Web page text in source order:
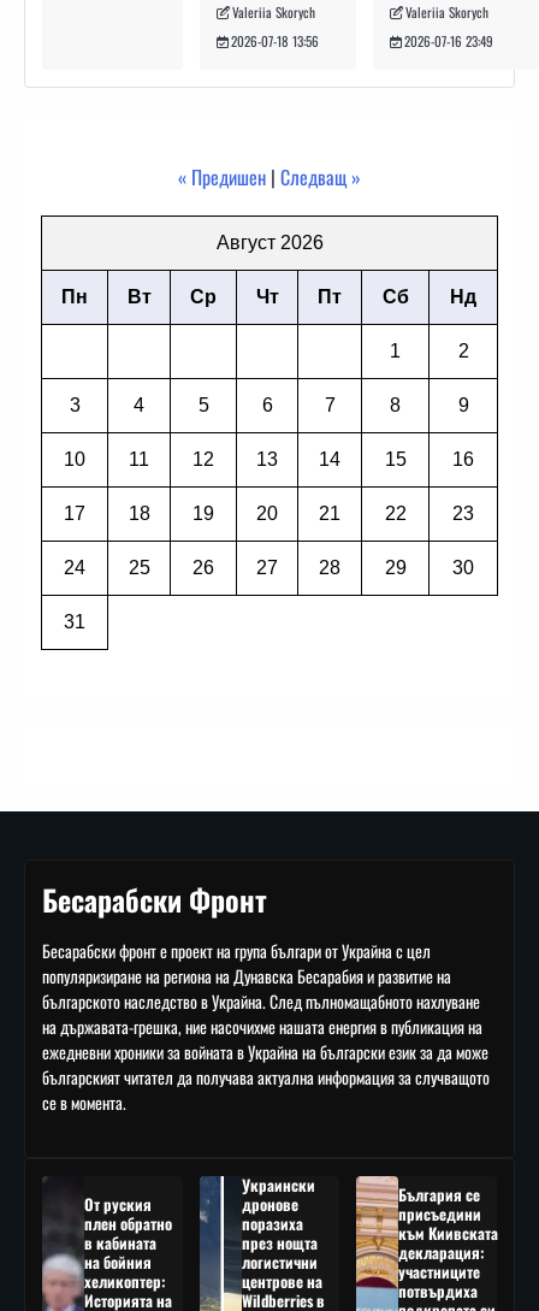
Valeriia Skorych
2026-07-18 13:56
Valeriia Skorych
2026-07-16 23:49
« Предишен | Следващ »
Август 2026
Пн Вт Ср Чт Пт Сб Нд
1 2
3 4 5 6 7 8 9
10 11 12 13 14 15 16
17 18 19 20 21 22 23
24 25 26 27 28 29 30
31
Бесарабски Фронт
Бесарабски фронт е проект на група българи от Украйна с цел
популяризиране на региона на Дунавска Бесарабия и развитие на
българското наследство в Украйна. След пълномащабното нахлуване
на държавата-грешка, ние насочихме нашата енергия в публикация на
ежедневни хроники за войната в Украйна на български език за да може
българският читател да получава актуална информация за случващото
се в момента.
От руския
плен обратно
в кабината
на бойния
хеликоптер:
Историята на
Украински
дронове
поразиха
през нощта
логистични
центрове на
Wildberries в
България се
присъедини
към Киивската
декларация:
участниците
потвърдиха